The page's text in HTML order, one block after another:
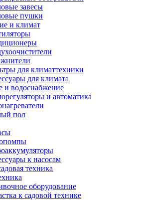
завесы
пушки
и климат
для климаттехники
для климата
и водоснабжение
и автоматика
пол
к насосам
техника
оборудование
к садовой технике